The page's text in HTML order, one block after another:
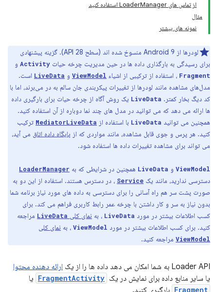
از تماس های LoaderManager استفاده کنید
مثال
نمونه های بیشتر
لودرها از Android 9 منسوخ شده اند (سطح API 28). گزینه پیشنهادی
برای رسیدگی به بارگذاری داده ها در حین مدیریت چرخه حیات Activity و
Fragment ، استفاده از ترکیبی از اشیاء ViewModel و LiveData است.
مدل‌های مشاهده مانند لودرها از تغییرات پیکربندی جان سالم به در می‌برند، اما با
کد دیگ بخار کمتر. LiveData یک روش آگاه از چرخه حیات برای بارگیری داده
ها ارائه می دهد که می توانید در مدل های چند نما دوباره از آن استفاده کنید.
همچنین می توانید LiveData با استفاده از MediatorLiveData ترکیب
کنید. هر پرس و جوی قابل مشاهده، مانند مواردی که از پایگاه داده اتاق می آید،
می تواند برای مشاهده تغییرات داده ها استفاده شود.
ViewModel و LiveData همچنین در شرایطی که به LoaderManager
دسترسی ندارید، مانند یک Service ، در دسترس هستند. استفاده از این دو به
صورت پشت سر هم راه آسانی را برای دسترسی به داده های مورد نیاز برنامه شما
بدون نیاز به سر و کار داشتن با چرخه عمر رابط کاربری فراهم می کند. برای
کسب اطلاعات بیشتر در مورد LiveData ، به نمای کلی LiveData مراجعه
کنید. برای کسب اطلاعات بیشتر در مورد ViewModel ، به نمای کلی
ViewModel مراجعه کنید.
Loader API به شما امکان می دهد داده ها را از یک
ارائه دهنده محتوا
یا سایر منابع داده برای نمایش در یک FragmentActivity یا
Fragment بارگیری کنید.